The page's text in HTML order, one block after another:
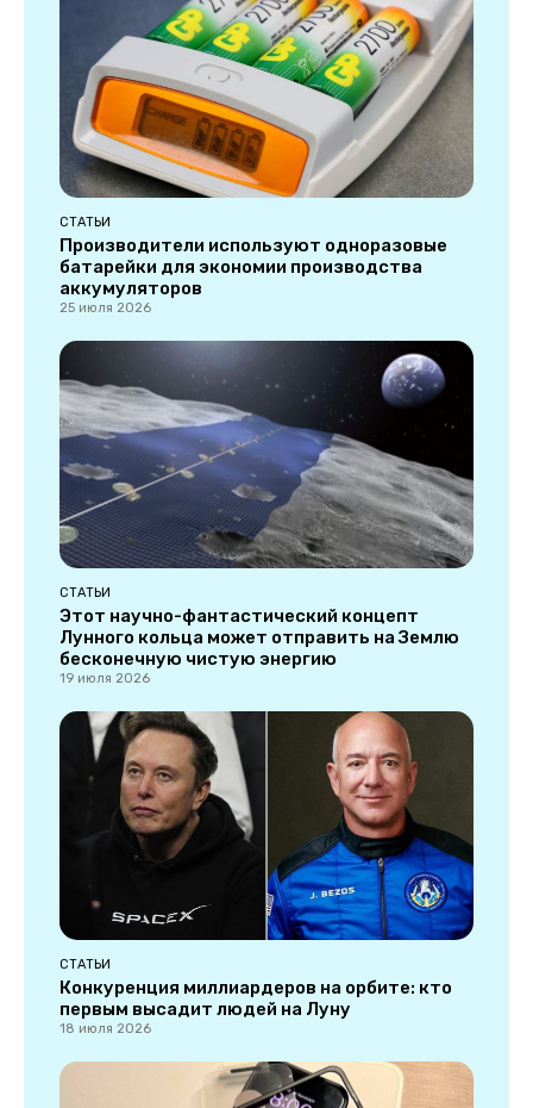
СТАТЬИ
Производители используют одноразовые
батарейки для экономии производства
аккумуляторов
25 июля 2026
СТАТЬИ
Этот научно-фантастический концепт
Лунного кольца может отправить на Землю
бесконечную чистую энергию
19 июля 2026
СТАТЬИ
Конкуренция миллиардеров на орбите: кто
первым высадит людей на Луну
18 июля 2026